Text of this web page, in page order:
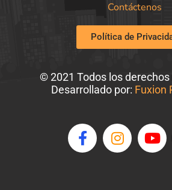
Contáctenos
Política de
© 2021 Todos los derechos
Desarrollado por: Fuxion